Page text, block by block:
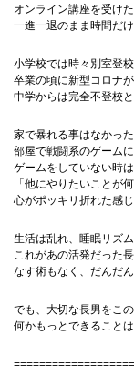
オンライン講座を受け
一進一退のまま時間だ
小学校では時々別室登
卒業の頃に新型コロナ
中学からは完全不登校と
家で暴れる事はなかっ
部屋で戦闘系のゲームに
ゲームをしていない時
「他にやりたいことが何
心がポッキリ折れた感
生活は乱れ、睡眠リズム
これがあの活発だった
なす術もなく、だんだ
でも、大切な長男をこ
何かもっとできること